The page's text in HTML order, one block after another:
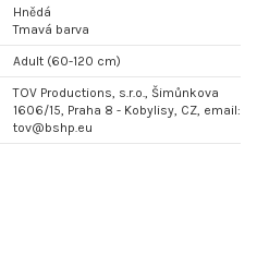
Hnědá
Tmavá barva
Adult (60-120 cm)
TOV Productions, s.r.o., Šimůnkova
1606/15, Praha 8 - Kobylisy, CZ, email:
tov@bshp.eu